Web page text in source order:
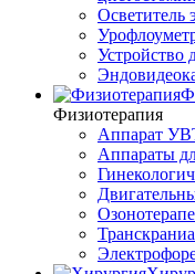
Осветитель
Устройство
Физиотерапия
Аппарат
Аппараты